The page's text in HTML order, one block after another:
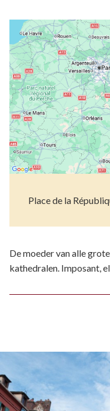
Place de la
De moeder van alle
kathedralen. Imposant,